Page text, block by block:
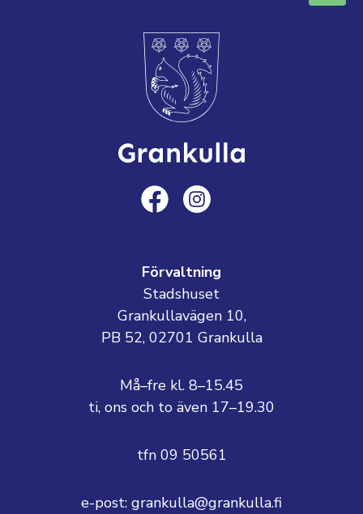
Förvaltning
Stadshuset
Grankullavägen 10,
PB 52, 02701 Grankulla
Må–fre kl. 8–15.45
ti, ons och to även 17–19.30
tfn 09 50561
e-post: grankulla@grankulla.fi